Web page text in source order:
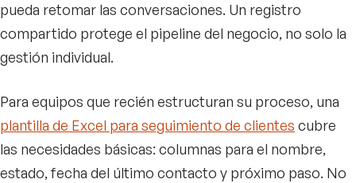
pueda retomar las conversaciones. Un registro
compartido protege el pipeline del negocio, no solo la
gestión individual.
Para equipos que recién estructuran su proceso, una
plantilla de Excel para seguimiento de clientes cubre
las necesidades básicas: columnas para el nombre,
estado, fecha del último contacto y próximo paso. No